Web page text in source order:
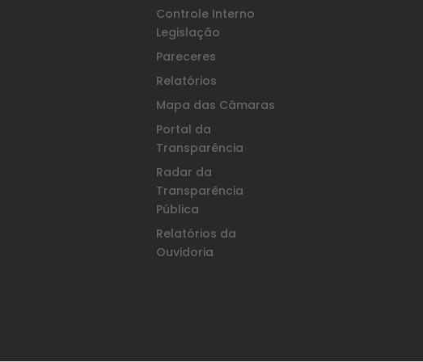
Controle Interno
Legislação
Pareceres
Relatórios
Mapa das Câmaras
Portal da
Transparência
Radar da
Transparência
Pública
Relatórios da
Ouvidoria